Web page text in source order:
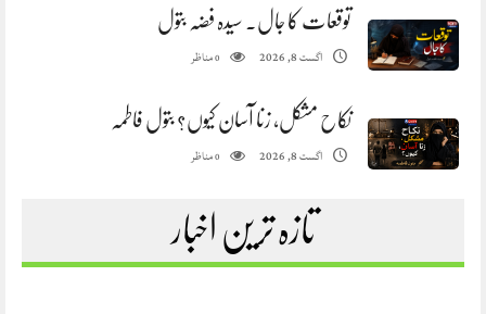
توقعات کا جال. سیدہ فضہ بتول
اگست 8, 2026 0مناظر
نکاح مشکل، زنا آسان کیوں؟ بتول فاطمہ
اگست 8, 2026 0مناظر
تازہ ترین اخبار